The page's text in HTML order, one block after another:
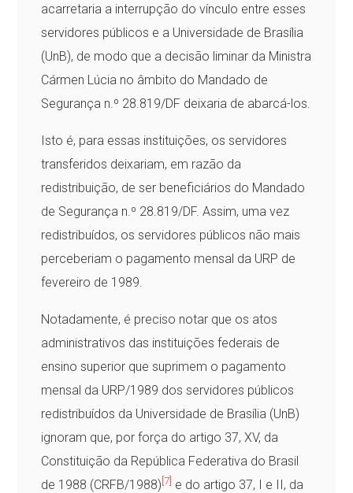
acarretaria a interrupção do vínculo entre esses
servidores públicos e a Universidade de Brasília
(UnB), de modo que a decisão liminar da Ministra
Cármen Lúcia no âmbito do Mandado de
Segurança n.º 28.819/DF deixaria de abarcá-los.
Isto é, para essas instituições, os servidores
transferidos deixariam, em razão da
redistribuição, de ser beneficiários do Mandado
de Segurança n.º 28.819/DF. Assim, uma vez
redistribuídos, os servidores públicos não mais
perceberiam o pagamento mensal da URP de
fevereiro de 1989.
Notadamente, é preciso notar que os atos
administrativos das instituições federais de
ensino superior que suprimem o pagamento
mensal da URP/1989 dos servidores públicos
redistribuídos da Universidade de Brasília (UnB)
ignoram que, por força do artigo 37, XV, da
Constituição da República Federativa do Brasil
de 1988 (CRFB/1988) [7] e do artigo 37, I e II, da